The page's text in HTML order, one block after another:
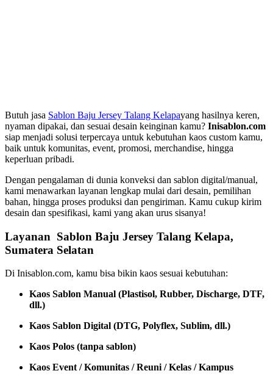
Butuh jasa Sablon Baju Jersey Talang Kelapayang hasilnya keren,
nyaman dipakai, dan sesuai desain keinginan kamu? Inisablon.com
siap menjadi solusi terpercaya untuk kebutuhan kaos custom kamu,
baik untuk komunitas, event, promosi, merchandise, hingga
keperluan pribadi.
Dengan pengalaman di dunia konveksi dan sablon digital/manual,
kami menawarkan layanan lengkap mulai dari desain, pemilihan
bahan, hingga proses produksi dan pengiriman. Kamu cukup kirim
desain dan spesifikasi, kami yang akan urus sisanya!
Layanan Sablon Baju Jersey Talang Kelapa,
Sumatera Selatan
Di Inisablon.com, kamu bisa bikin kaos sesuai kebutuhan:
Kaos Sablon Manual (Plastisol, Rubber, Discharge, DTF,
dll.)
Kaos Sablon Digital (DTG, Polyflex, Sublim, dll.)
Kaos Polos (tanpa sablon)
Kaos Event / Komunitas / Reuni / Kelas / Kampus